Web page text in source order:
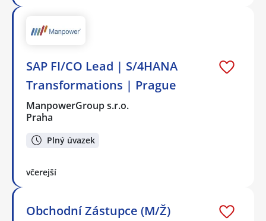
SAP FI/CO Lead | S/4HANA
Transformations | Prague
ManpowerGroup s.r.o.
Praha
Plný úvazek
včerejší
Obchodní Zástupce (M/Ž)